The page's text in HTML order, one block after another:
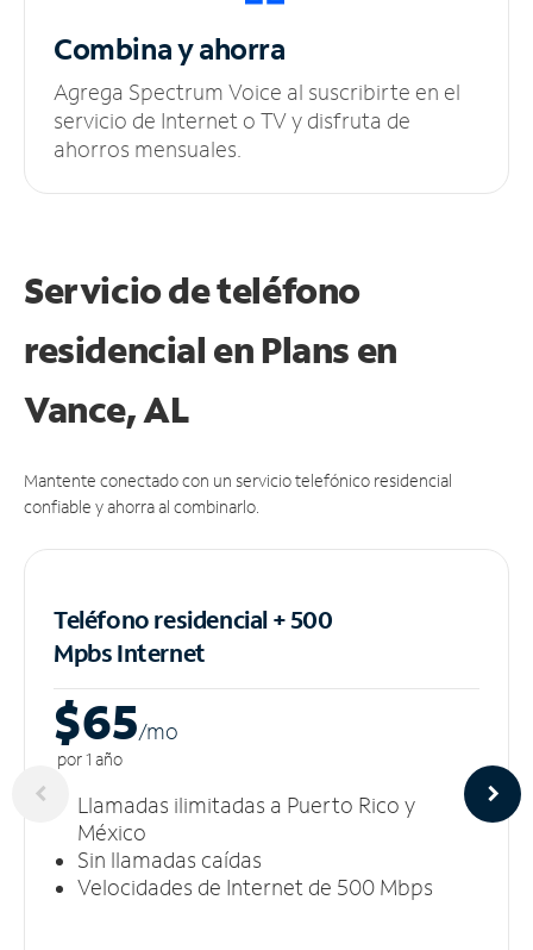
Combina y ahorra
Agrega Spectrum Voice al suscribirte en el
servicio de Internet o TV y disfruta de
ahorros mensuales.
Servicio de teléfono
residencial en Plans en
Vance, AL
Mantente conectado con un servicio telefónico residencial
confiable y ahorra al combinarlo.
Teléfono residencial + 500
MpbsInternet
$65/mo
por 1 año
Llamadas ilimitadas a Puerto Rico y
México
Sin llamadas caídas
Velocidades de Internet de 500 Mbps